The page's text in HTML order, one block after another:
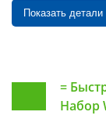
Показать детали
=
Набор